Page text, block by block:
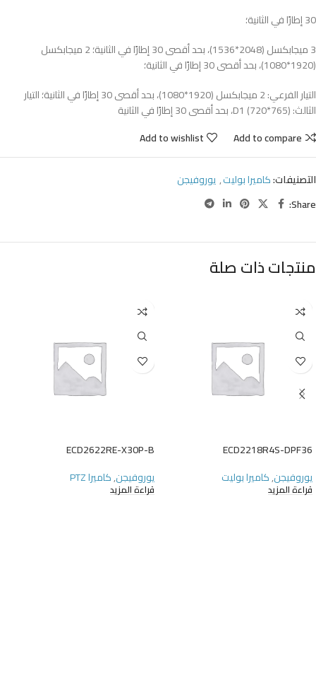
30 إطارًا في الثانية؛
3 ميجابكسل (2048*1536)، بحد أقصى 30 إطارًا في الثانية؛ 2 ميجابكسل
(1920*1080)، بحد أقصى 30 إطارًا في الثانية؛
التيار الفرعي: 2 ميجابكسل (1920*1080)، بحد أقصى 30 إطارًا في الثانية؛ التيار
الثالث: D1 (720*765)، بحد أقصى 30 إطارًا في الثانية
Add to compare
Add to wishlist
التصنيفات:كاميرا بوليت,يوروفيجن
Share:
منتجات ذات صلة
ECD2218R4S-DPF36
يوروفيجن,كاميرا بوليت
قراءة المزيد
ECD2622RE-X30P-B
يوروفيجن,كاميرا PTZ
قراءة المزيد